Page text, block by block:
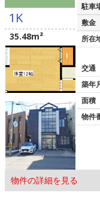
1K
35.48m²
物件の詳細を見る
駐車
敷金
所在
交通
築年
面積
物件